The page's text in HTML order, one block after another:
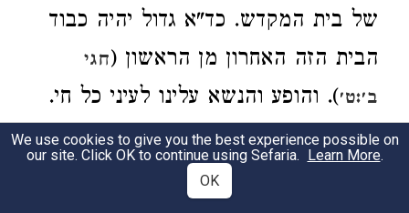
של בית המקדש. כד"א גדול יהיה כבוד
הבית הזה האחרון מן הראשון (חגי
ב׳:ט׳). והופע והנשא עלינו לעיני כל חי.
בגלוי. כד"א שבתי לירושלם ברחמים
). וכת' ושב י"י אלהיך את
We use cookies to give you the best experience possible on
our site. Click OK to continue using Sefaria. Learn More.
OK